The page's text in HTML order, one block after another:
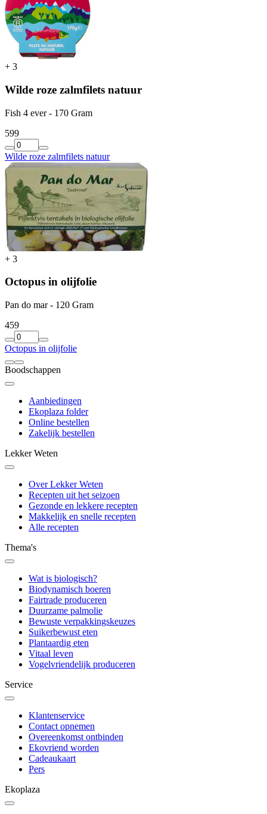
+ 3
Wilde roze zalmfilets natuur
Fish 4 ever - 170 Gram
599
Wilde roze zalmfilets natuur
+ 3
Octopus in olijfolie
Pan do mar - 120 Gram
459
Octopus in olijfolie
Boodschappen
Aanbiedingen
Ekoplaza folder
Online bestellen
Zakelijk bestellen
Lekker Weten
Over Lekker Weten
Recepten uit het seizoen
Gezonde en lekkere recepten
Makkelijk en snelle recepten
Alle recepten
Thema's
Wat is biologisch?
Biodynamisch boeren
Fairtrade produceren
Duurzame palmolie
Bewuste verpakkingskeuzes
Suikerbewust eten
Plantaardig eten
Vitaal leven
Vogelvriendelijk produceren
Service
Klantenservice
Contact opnemen
Overeenkomst ontbinden
Ekovriend worden
Cadeaukaart
Pers
Ekoplaza